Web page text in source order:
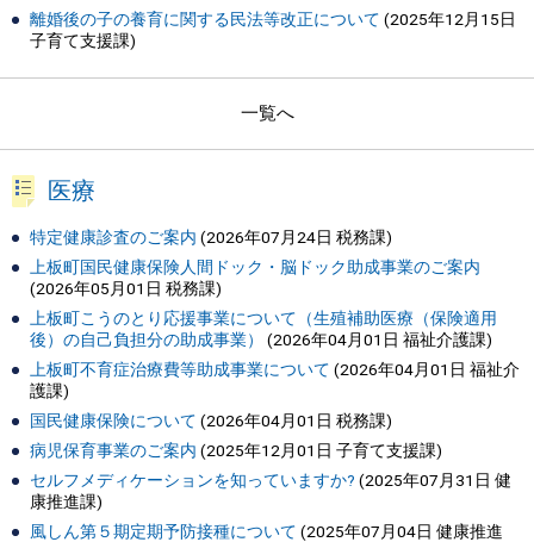
離婚後の子の養育に関する民法等改正について (2025年12月15日
子育て支援課)
一覧へ
医療
特定健康診査のご案内 (2026年07月24日 税務課)
上板町国民健康保険人間ドック・脳ドック助成事業のご案内
(2026年05月01日 税務課)
上板町こうのとり応援事業について（生殖補助医療（保険適用
後）の自己負担分の助成事業）
(2026年04月01日 福祉介護課)
上板町不育症治療費等助成事業について (2026年04月01日 福祉介
護課)
国民健康保険について (2026年04月01日 税務課)
病児保育事業のご案内 (2025年12月01日 子育て支援課)
セルフメディケーションを知っていますか? (2025年07月31日 健
康推進課)
風しん第５期定期予防接種について (2025年07月04日 健康推進